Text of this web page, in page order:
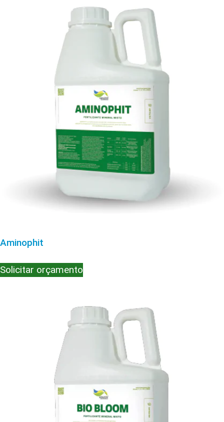
Aminophit
Solicitar orçamento